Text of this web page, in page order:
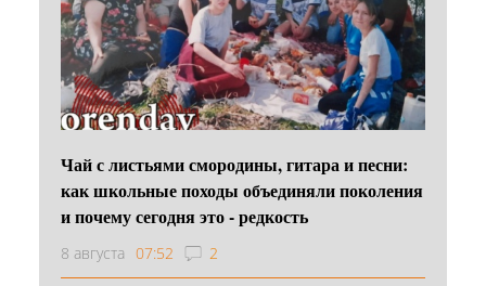
Чай с листьями смородины, гитара и песни:
как школьные походы объединяли поколения
и почему сегодня это - редкость
8 августа 07:52 2